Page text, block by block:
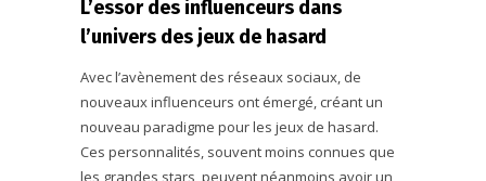
L’essor des influenceurs dans
l’univers des jeux de hasard
Avec l’avènement des réseaux sociaux, de
nouveaux influenceurs ont émergé, créant un
nouveau paradigme pour les jeux de hasard.
Ces personnalités, souvent moins connues que
les grandes stars, peuvent néanmoins avoir un